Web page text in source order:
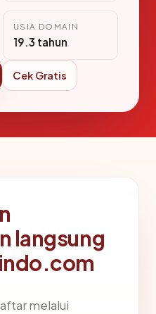
USIA DOMAIN
19.3 tahun
Cek Gratis
langsung
melalui